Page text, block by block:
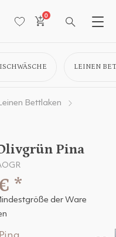
0
LEINEN
Bettlaken
Pina
*
der Ware